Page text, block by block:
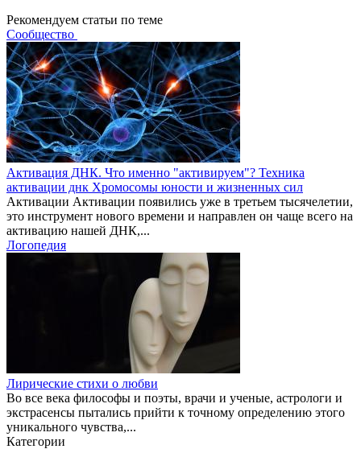
Рекомендуем статьи по теме
Сообщество
Активация ДНК. Что именно "активируем"? Техника
активации днк Хромосомы юности и жизненных сил
Активации Активации появились уже в третьем тысячелетии,
это инструмент нового времени и направлен он чаще всего на
активацию нашей ДНК,...
Логопедия
Лирические стихи о любви
Во все века философы и поэты, врачи и ученые, астрологи и
экстрасенсы пытались прийти к точному определению этого
уникального чувства,...
Категории